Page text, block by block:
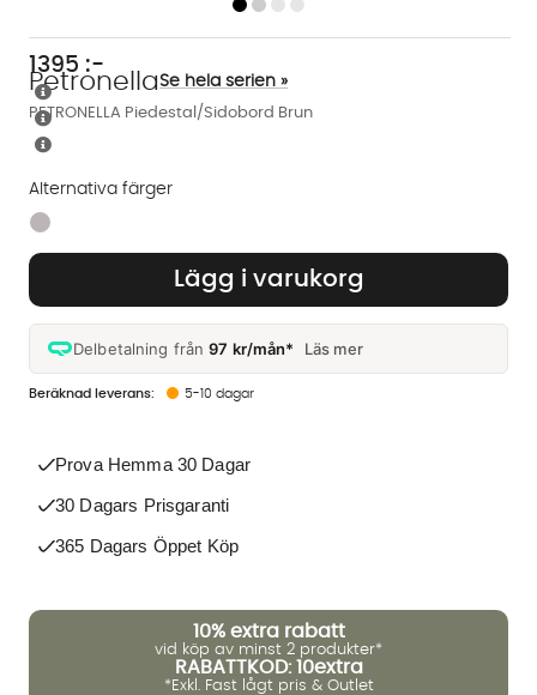
PETRONELLA Piedestal/Sidobord Brun
Petronella Se hela serien »
1395 :-
Lägg i varukorg
Delbetalning från97 kr/mån* Läs mer
5-10 dagar
Alternativa färger
Finns även i dessa färger:
Prova Hemma 30 Dagar
30 Dagars Prisgaranti
365 Dagars Öppet Köp
10% extra rabatt
vid köp av minst 2 produkter*
RABATTKOD: 10extra
*Exkl. Fast lågt pris & Outlet
sparas i upp till 24 timmar för att kunna hjälpa dig. Vi delar
inte dina uppgifter med tredje part. Läs mer i vår
integritetspolicy.
Jag godkänner att konversationen sparas